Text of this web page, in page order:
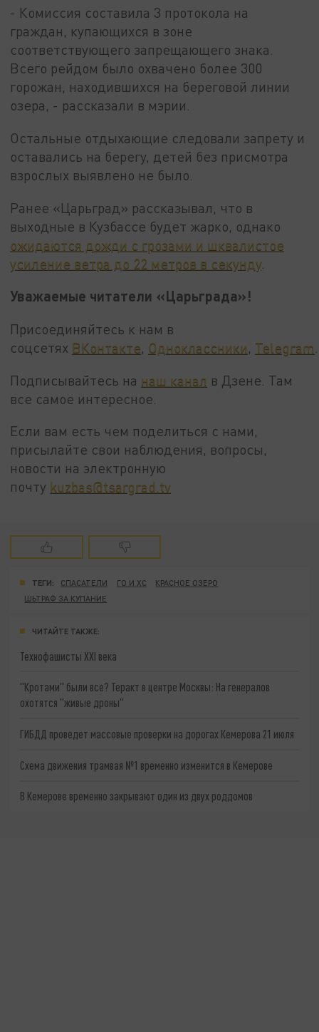
- Комиссия составила 3 протокола на
граждан, купающихся в зоне
соответствующего запрещающего знака.
Всего рейдом было охвачено более 300
горожан, находившихся на береговой линии
озера, - рассказали в мэрии.
Остальные отдыхающие следовали запрету и
оставались на берегу, детей без присмотра
взрослых выявлено не было.
Ранее «Царьград» рассказывал, что в
выходные в Кузбассе будет жарко, однако
ожидаются дожди с грозами и шквалистое
усиление ветра до 22 метров в секунду
Уважаемые читатели «Царьграда»!
Присоединяйтесь к нам в
соцсетях ВКонтакте, Одноклассники, Telegram
Подписывайтесь на наш канал в Дзене. Там
все самое интересное.
Если вам есть чем поделиться с нами,
присылайте свои наблюдения, вопросы,
новости на электронную
почту kuzbas@tsargrad.tv
ТЕГИ: СПАСАТЕЛИ ГО И XC
КРАСНОЕ ОЗЕРО
ШЬТРАФ ЗА КУПАНИЕ
ЧИТАЙТЕ ТАКЖЕ:
Технофашисты XXI века
"Кротами" были все? Теракт в центре Москвы: На генералов
охотятся "живые дроны"
ГИБДД проведет массовые проверки на дорогах Кемерова 21 июля
Схема движения трамвая №1 временно изменится в Кемерове
В Кемерове временно закрывают один из двух роддомов